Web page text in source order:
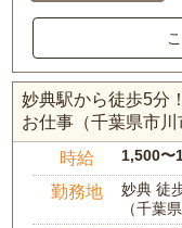
妙典駅から徒歩5分
お仕事（千葉県市川
時給 1,500〜
勤務地
妙典 徒
（千葉